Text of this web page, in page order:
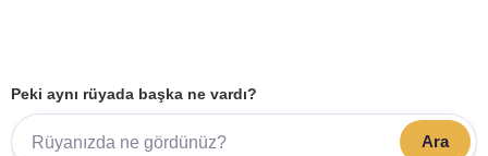
Peki aynı rüyada başka ne vardı?
Ara